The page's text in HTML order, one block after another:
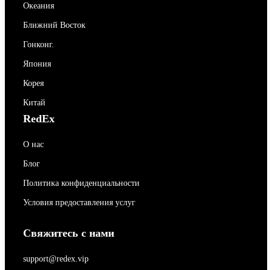
Океания
Ближний Восток
Гонконг.
Япония
Корея
Китай
RedEx
О нас
Блог
Политика конфиденциальности
Условия предоставления услуг
Свяжитесь с нами
support@redex.vip